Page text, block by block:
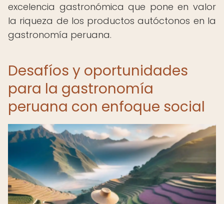
excelencia gastronómica que pone en valor
la riqueza de los productos autóctonos en la
gastronomía peruana.
Desafíos y oportunidades
para la gastronomía
peruana con enfoque social